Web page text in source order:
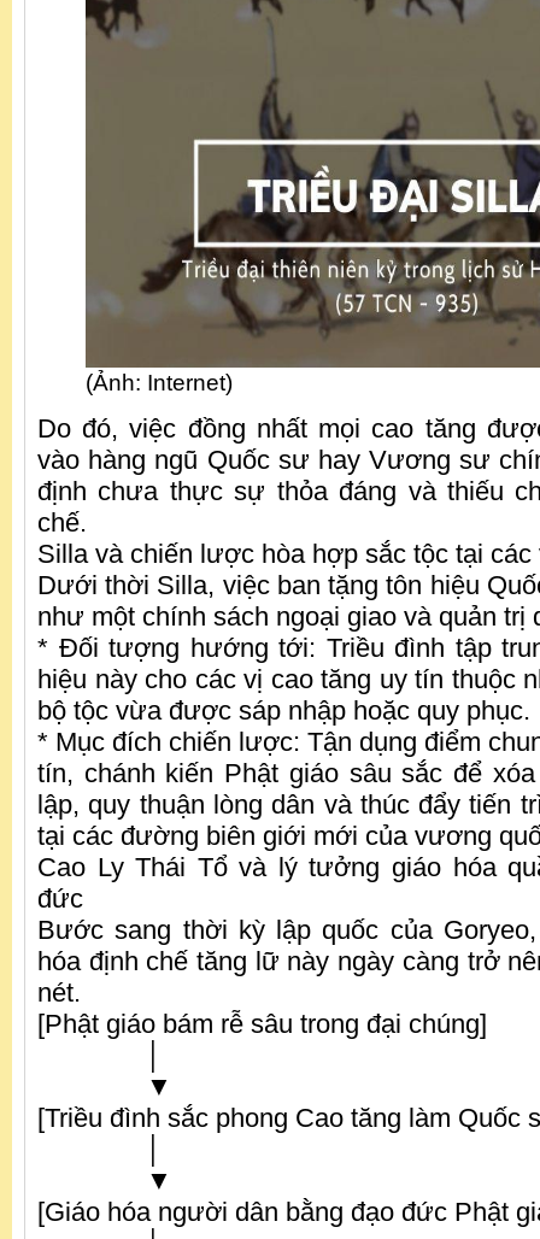
(Ảnh: Internet)
Do đó, việc đồng nhất mọi cao tăng
vào hàng ngũ Quốc sư hay Vương sư
định chưa thực sự thỏa đáng và thiếu
chế.
Silla và chiến lược hòa hợp sắc tộc tại các
Dưới thời Silla, việc ban tặng tôn hiệu
như một chính sách ngoại giao và quản trị
* Đối tượng hướng tới: Triều đình tập
hiệu này cho các vị cao tăng uy tín thuộc
bộ tộc vừa được sáp nhập hoặc quy phục.
* Mục đích chiến lược: Tận dụng điểm
tín, chánh kiến Phật giáo sâu sắc để
lập, quy thuận lòng dân và thúc đẩy tiến
tại các đường biên giới mới của vương
Cao Ly Thái Tổ và lý tưởng giáo hóa
đức
Bước sang thời kỳ lập quốc của
hóa định chế tăng lữ này ngày càng trở
nét.
[Phật giáo bám rễ sâu trong đại chúng]
▼
[Triều đình sắc phong Cao tăng làm
▼
[Giáo hóa người dân bằng đạo đức Phật